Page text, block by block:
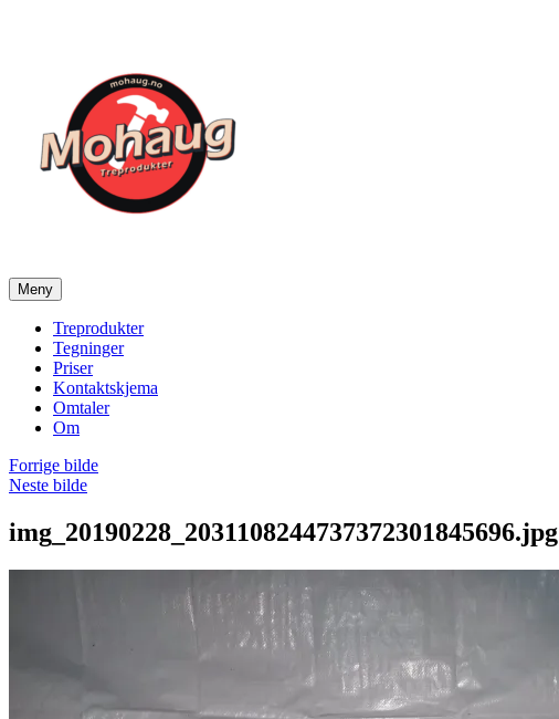
Mohaug Treprodukter
Salg av tegninger og treprodukter
Meny
Treprodukter
Tegninger
Priser
Kontaktskjema
Omtaler
Om
Forrige bilde
Neste bilde
img_20190228_2031108244737372301845696.jpg